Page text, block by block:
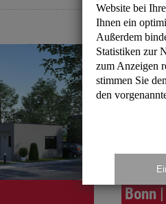
Bonn
Website bei
Ihnen ein
Außerdem
Statistiken zur
zum Anzeigen
stimmen Sie
den